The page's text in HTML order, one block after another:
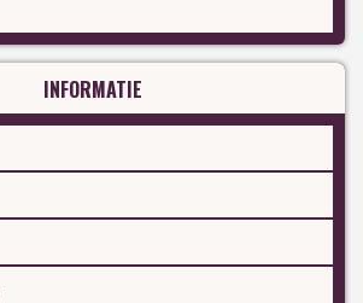
INFORMATIE